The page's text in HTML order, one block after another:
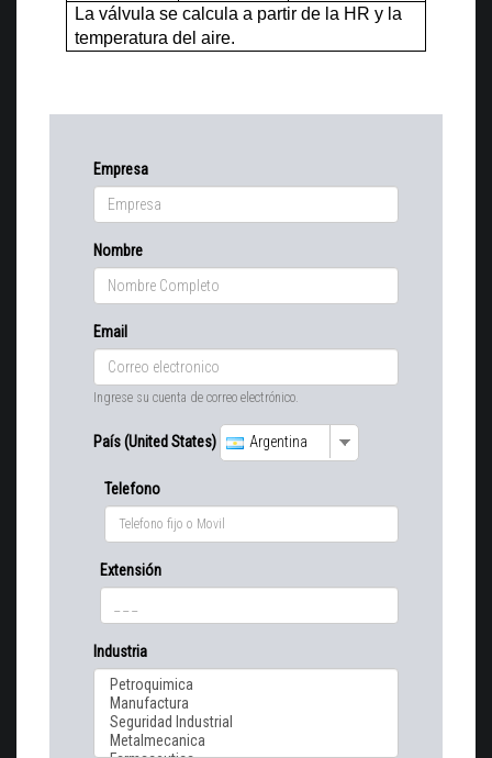
La válvula se calcula a partir de la HR y la
temperatura del aire.
Empresa
Nombre
Email
Ingrese su cuenta de correo electrónico.
País (United States) Argentina
Telefono
Extensión
Industria